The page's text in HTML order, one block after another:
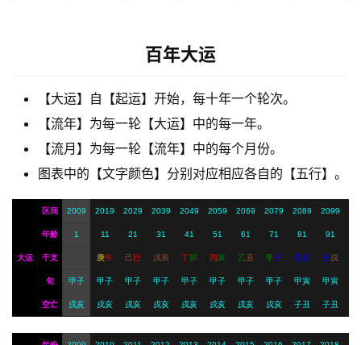
服
务
员
百年大运
【大运】自【起运】开始，每十年一个轮次。
【流年】为每一轮【大运】中的每一年。
【流月】为每一轮【流年】中的每个月份。
图表中的【文字颜色】分别对应相应各自的【五行】。
大运
区间 2009 2019 2029 2039 2049 2059 2069 2079 2089 2099
年龄 1 11 21 31 41 51 61 71 81 91
干支 庚午 己巳 戊辰 丁卯 丙寅 乙丑 甲子 癸亥 壬戌
旬 甲子 甲子 甲子 甲子 甲子 甲子 甲子 甲子 甲寅 甲寅
空亡 戌亥 戌亥 戌亥 戌亥 戌亥 戌亥 戌亥 戌亥 子丑 子丑